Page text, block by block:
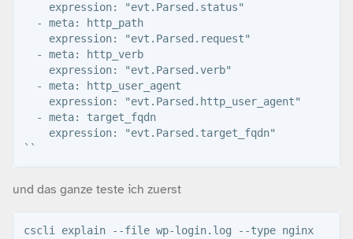
    expression: "evt.Parsed.status"
  - meta: http_path
    expression: "evt.Parsed.request"
  - meta: http_verb
    expression: "evt.Parsed.verb"
  - meta: http_user_agent
    expression: "evt.Parsed.http_user_agent"
  - meta: target_fqdn
    expression: "evt.Parsed.target_fqdn"
und das ganze teste ich zuerst
cscli explain --file wp-login.log --type nginx